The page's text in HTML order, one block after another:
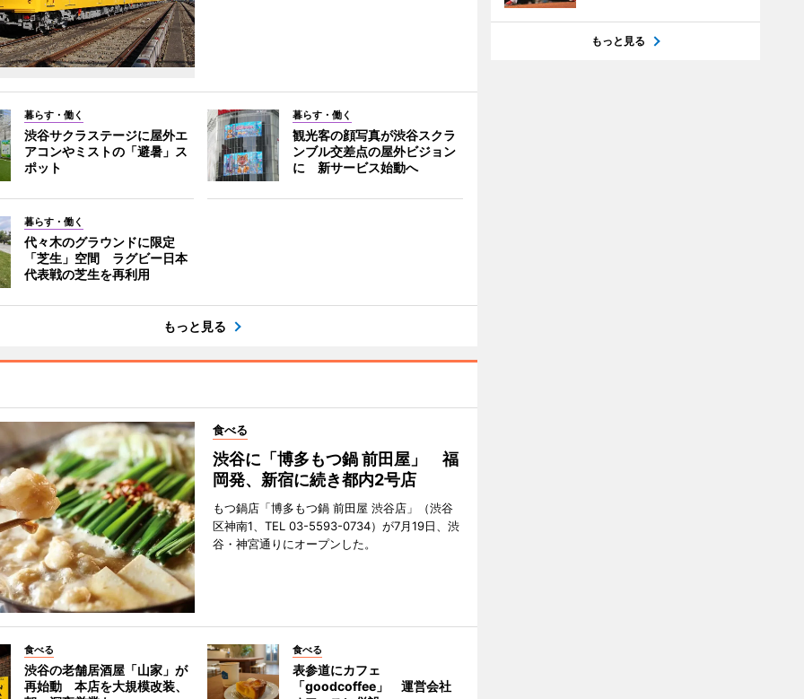
暮らす・働く
渋谷サクラステージに屋外エ
アコンやミストの「避暑」ス
ポット
暮らす・働く
観光客の顔写真が渋谷スクラ
ンブル交差点の屋外ビジョン
に 新サービス始動へ
暮らす・働く
代々木のグラウンドに限定
「芝生」空間 ラグビー日本
代表戦の芝生を再利用
もっと見る
食べる
渋谷に「博多もつ鍋 前田屋」 福
岡発、新宿に続き都内2号店
もつ鍋店「博多もつ鍋 前田屋 渋谷店」（渋谷
区神南1、TEL 03-5593-0734）が7月19日、渋
谷・神宮通りにオープンした。
食べる
渋谷の老舗居酒屋「山家」が
再始動 本店を大規模改装、
食べる
表参道にカフェ
「goodcoffee」 運営会社
もっと見る